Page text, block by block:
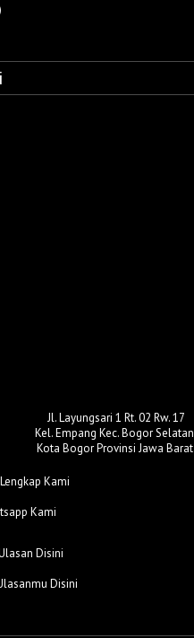
Jl. Layungsari 1 Rt. 02 Rw. 17
Kel. Empang Kec. Bogor Selatan
Kota Bogor Provinsi Jawa Barat
Kami
Kami
Disini
Disini